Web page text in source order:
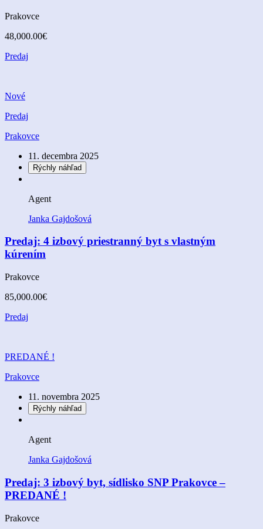
Prakovce
48,000.00€
Predaj
Nové
Predaj
Prakovce
11. decembra 2025
Rýchly náhľad
Agent
Janka Gajdošová
Predaj: 4 izbový priestranný byt s vlastným
kúrením
Prakovce
85,000.00€
Predaj
PREDANÉ !
Prakovce
11. novembra 2025
Rýchly náhľad
Agent
Janka Gajdošová
Predaj: 3 izbový byt, sídlisko SNP Prakovce –
PREDANÉ !
Prakovce